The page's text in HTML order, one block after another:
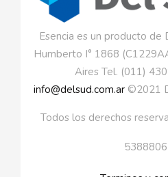
Esencia es un producto de
Humberto I° 1868
Aires Tel. (011)
info@delsud.com.ar©2021
Todos los derechos